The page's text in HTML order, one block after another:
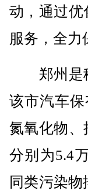
动，通过优
服务，全力
郑州是移
该市汽车
氮氧化物、
分别为5.4
同类污染物